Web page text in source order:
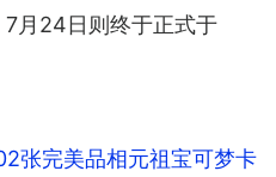
7月24日则终于正式于
张完美品相元祖宝可梦卡